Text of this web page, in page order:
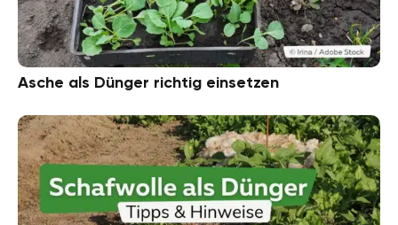
Asche als Dünger richtig einsetzen